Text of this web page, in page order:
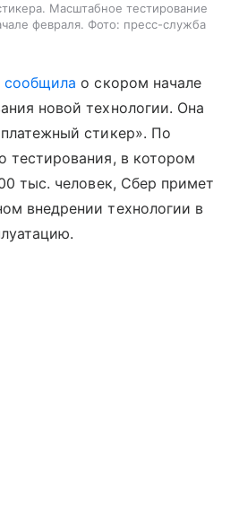
Масштабное тестирование
февраля. Фото: пресс-служба
сообщила о скором начале
новой технологии. Она
стикер». По
тестирования, в котором
тыс. человек, Сбер примет
внедрении технологии в